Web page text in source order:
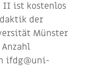
II ist kostenlos
der
Münster
ifdg@uni-